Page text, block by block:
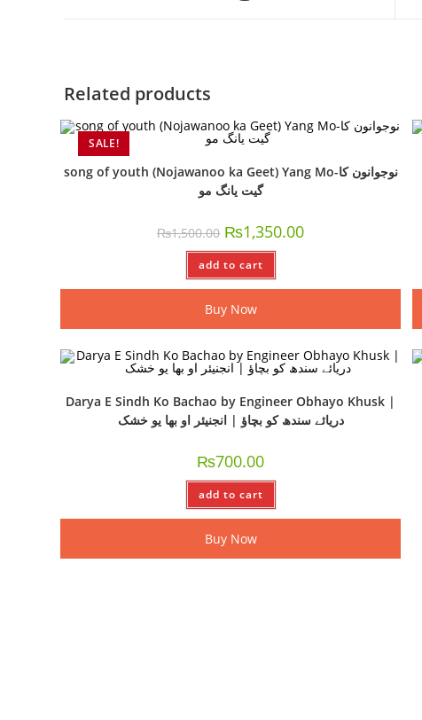
Related products
SALE!
song of youth (Nojawanoo ka Geet) Yang Mo-نوجوانون کا
گیت یانگ مو
₨1,500.00 ₨1,350.00
add to cart
Buy Now
Darya E Sindh Ko Bachao by Engineer Obhayo Khusk |
دریائے سندھ کو بچاؤ | انجنیئر او بھا یو خشک
₨700.00
add to cart
Buy Now